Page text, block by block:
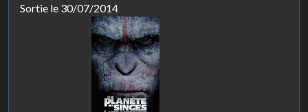
Sortie le 30/07/2014